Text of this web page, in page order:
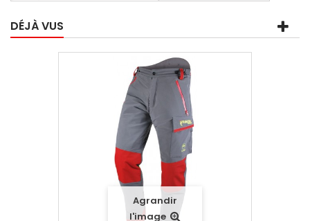
DÉJÀ VUS
Agrandir
l'image